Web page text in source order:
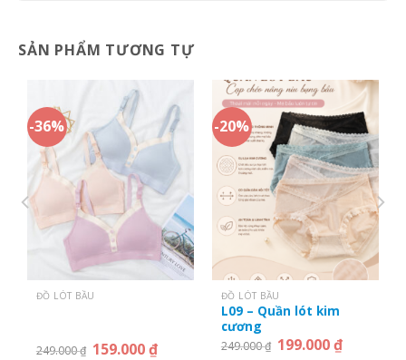
SẢN PHẨM TƯƠNG TỰ
-36%
ĐỒ LÓT BẦU
249.000₫ 159.000₫
-20%
ĐỒ LÓT BẦU
L09 – Quần lót kim
cương
249.000₫ 199.000₫